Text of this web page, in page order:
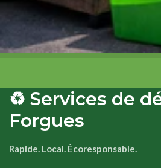
♻️ Services de
Forgues
Rapide. Local. Écoresponsable.